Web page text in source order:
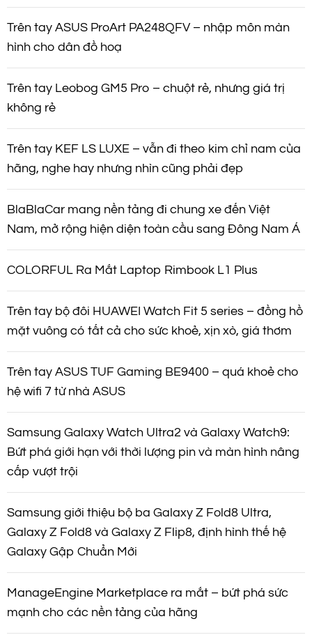
à
i
v
i
ế
t
Trên tay ASUS ProArt PA248QFV – nhập môn màn
hình cho dân đồ hoạ
Trên tay Leobog GM5 Pro – chuột rẻ, nhưng giá trị
không rẻ
Trên tay KEF LS LUXE – vẫn đi theo kim chỉ nam của
hãng, nghe hay nhưng nhìn cũng phải đẹp
BlaBlaCar mang nền tảng đi chung xe đến Việt
Nam, mở rộng hiện diện toàn cầu sang Đông Nam Á
COLORFUL Ra Mắt Laptop Rimbook L1 Plus
Trên tay bộ đôi HUAWEI Watch Fit 5 series – đồng hồ
mặt vuông có tất cả cho sức khoẻ, xịn xò, giá thơm
Trên tay ASUS TUF Gaming BE9400 – quá khoẻ cho
hệ wifi 7 từ nhà ASUS
Samsung Galaxy Watch Ultra2 và Galaxy Watch9:
Bứt phá giới hạn với thời lượng pin và màn hình nâng
cấp vượt trội
Samsung giới thiệu bộ ba Galaxy Z Fold8 Ultra,
Galaxy Z Fold8 và Galaxy Z Flip8, định hình thế hệ
Galaxy Gập Chuẩn Mới
ManageEngine Marketplace ra mắt – bứt phá sức
mạnh cho các nền tảng của hãng